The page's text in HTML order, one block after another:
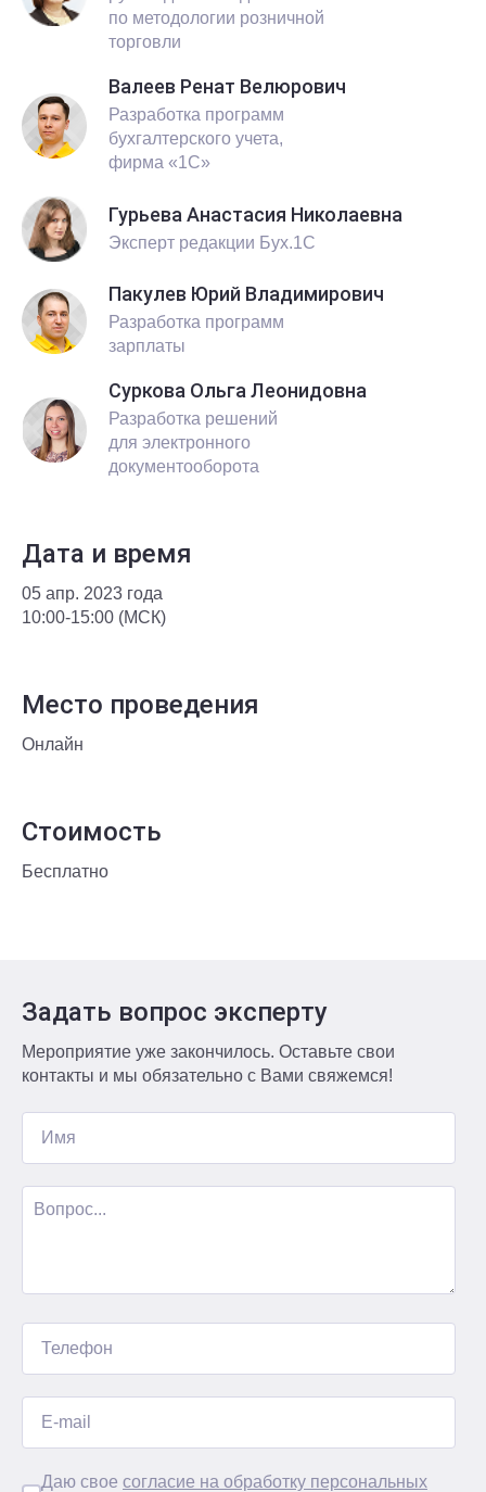
по методологии розничной
торговли
Валеев Ренат Велюрович
Разработка программ
бухгалтерского учета,
фирма «1С»
Гурьева Анастасия Николаевна
Эксперт редакции Бух.1С
Пакулев Юрий Владимирович
Разработка программ
зарплаты
Суркова Ольга Леонидовна
Разработка решений
для электронного
документооборота
Дата и время
05 апр. 2023 года
10:00-15:00 (МСК)
Место проведения
Онлайн
Стоимость
Бесплатно
Задать вопрос эксперту
Мероприятие уже закончилось. Оставьте свои
контакты и мы обязательно с Вами свяжемся!
Даю свое согласие на обработку персональных